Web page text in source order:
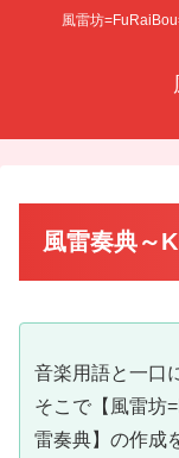
風雷坊
風雷奏典～
音楽用語と一口
そこで【風雷坊
雷奏典】の作成